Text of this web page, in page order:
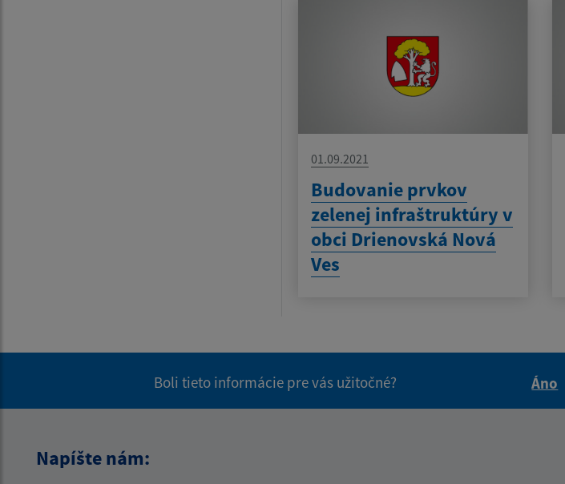
01.09.2021
Budovanie prvkov
zelenej infraštruktúry v
obci Drienovská Nová
Ves
Boli tieto informácie pre vás užitočné?
Áno
Napíšte nám: